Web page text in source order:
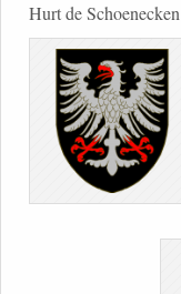
Hurt de Schoenecken